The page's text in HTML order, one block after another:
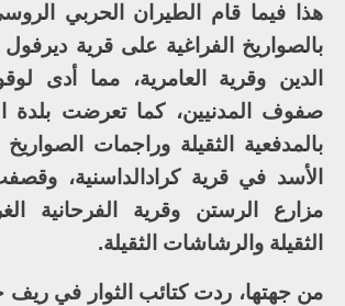
هذا فيما قام الطيران الحربي
بالصواريخ الفراغية على قرية
الدين وقرية العامرية، مما أدى
صفوف المدنيين، كما تعرضت بلدة
بالمدفعية الثقيلة وراجمات
الأسد في قرية كرادالداسنية،
مزارع الرستن وقرية الفرحانية
الثقيلة والرشاشات الثقيلة.
من جهتها، ردت كتائب الثوار في